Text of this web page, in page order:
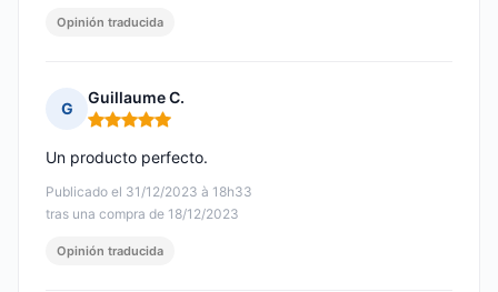
Opinión traducida
G
Guillaume C.
Nota: 5 de 5
Publicado el 31/12/2023 à 18h33
tras una compra de 18/12/2023
Un producto perfecto.
Opinión traducida